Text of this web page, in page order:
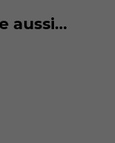
aussi…